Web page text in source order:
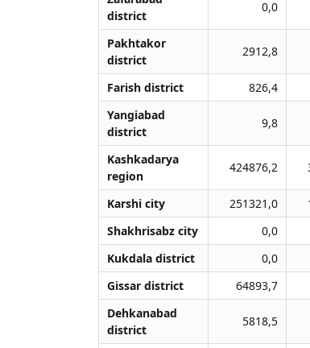
district
0,0
Pakhtakor
district
2912,8
Farish district 826,4
Yangiabad
district
9,8
Kashkadarya
region
424876,2
Karshi city 251321,0
Shakhrisabz city
0,0
Kukdala district
0,0
Gissar district
64893,7
Dehkanabad
district
5818,5